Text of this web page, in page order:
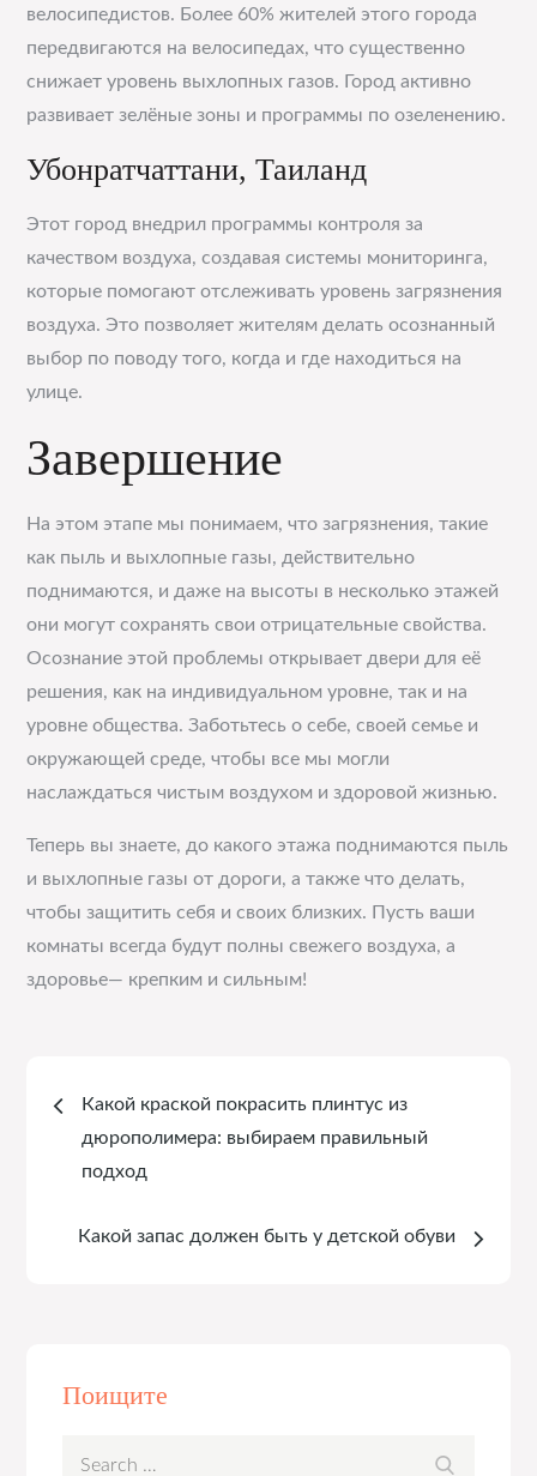
велосипедистов. Более 60% жителей этого города
передвигаются на велосипедах, что существенно
снижает уровень выхлопных газов. Город активно
развивает зелёные зоны и программы по озеленению.
Убонратчаттани, Таиланд
Этот город внедрил программы контроля за
качеством воздуха, создавая системы мониторинга,
которые помогают отслеживать уровень загрязнения
воздуха. Это позволяет жителям делать осознанный
выбор по поводу того, когда и где находиться на
улице.
Завершение
На этом этапе мы понимаем, что загрязнения, такие
как пыль и выхлопные газы, действительно
поднимаются, и даже на высоты в несколько этажей
они могут сохранять свои отрицательные свойства.
Осознание этой проблемы открывает двери для её
решения, как на индивидуальном уровне, так и на
уровне общества. Заботьтесь о себе, своей семье и
окружающей среде, чтобы все мы могли
наслаждаться чистым воздухом и здоровой жизнью.
Теперь вы знаете, до какого этажа поднимаются пыль
и выхлопные газы от дороги, а также что делать,
чтобы защитить себя и своих близких. Пусть ваши
комнаты всегда будут полны свежего воздуха, а
здоровье— крепким и сильным!
Навигация
Какой краской покрасить плинтус из
дюрополимера: выбираем правильный
подход
Какой запас должен быть у детской обуви
Поищите